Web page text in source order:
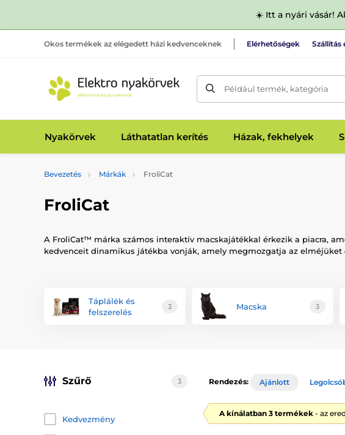
☀️ Itt a nyári vásár!
Okos termékek az elégedett házi kedvenceknek Elérhetőségek Szállítás
Például termék, kategória
Nyakörvek Láthatatlan kerítés Házak, fekhelyek
Bevezetés Márkák FroliCat
FroliCat
A FroliCat™ márka számos interaktív macskajátékkal érkezik a piacra,
kedvenceit dinamikus játékba vonják, amely megmozgatja az
Táplálék és
felszerelés
3 Macska 3
Szűrő 3
Kedvezmény
Rendezés: Ajánlott
A kínálatban 3 termékek - az